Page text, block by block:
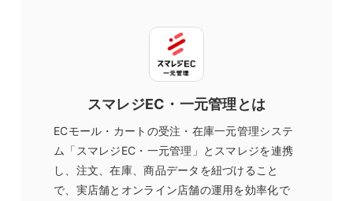
スマレジEC・一元管理とは
ECモール・カートの受注・在庫一元管理システ
ム「スマレジEC・一元管理」とスマレジを連携
し、注文、在庫、商品データを紐づけること
で、実店舗とオンライン店舗の運用を効率化で